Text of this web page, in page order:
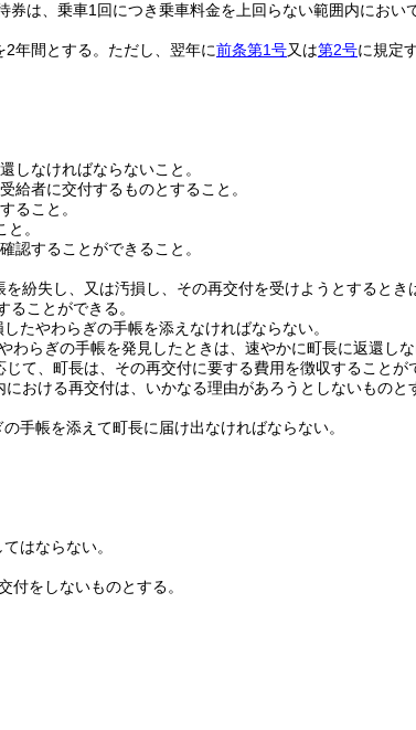
は、乗車1回につき乗車料金を上回らない範囲内におい
年間とする。 ただし、翌年に前条第1号又は第2号に規定
しなければならないこと。
給者に交付するものとすること。
ること。
。
認することができること。
紛失し、又は汚損し、その再交付を受けようとするとき
ことができる。
たやわらぎの手帳を添えなければならない。
らぎの手帳を発見したときは、速やかに町長に返還しな
て、町長は、その再交付に要する費用を徴収することが
おける再交付は、いかなる理由があろうとしないものと
手帳を添えて町長に届け出なければならない。
はならない。
付をしないものとする。